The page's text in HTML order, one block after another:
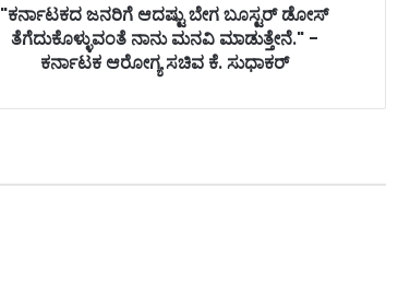
"ಕರ್ನಾಟಕದ ಜನರಿಗೆ ಆದಷ್ಟು ಬೇಗ ಬೂಸ್ಟರ್ ಡೋಸ್
ತೆಗೆದುಕೊಳ್ಳುವಂತೆ ನಾನು ಮನವಿ ಮಾಡುತ್ತೇನೆ." -
ಕರ್ನಾಟಕ ಆರೋಗ್ಯ ಸಚಿವ ಕೆ. ಸುಧಾಕರ್